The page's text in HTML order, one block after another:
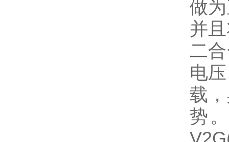
做
并
二
电
载
势